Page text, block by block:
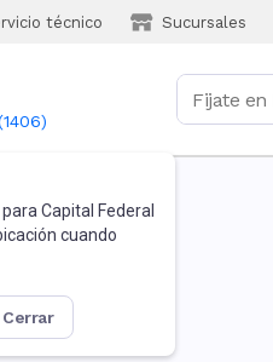
técnico Sucursales
1406)
Capital Federal
cuando
cerrar